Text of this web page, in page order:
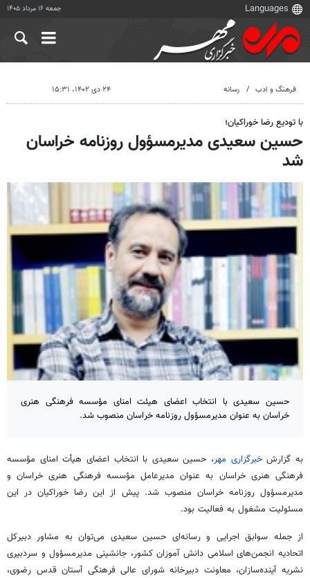
جمعه ۱۶ مرداد ۱۴۰۵
فرهنگ و ادب رسانه ۲۴ دی ۱۴۰۲، ۱۵:۳۱
با تودیع رضا خوراکیان؛
حسین سعیدی مدیرمسؤول روزنامه خراسان
شد
حسین سعیدی با انتخاب اعضای هیئت امنای مؤسسه فرهنگی هنری
خراسان به عنوان مدیرمسؤول روزنامه خراسان منصوب شد.
به گزارشخبرگزاری مهر، حسین سعیدی با انتخاب اعضای هیأت امنای مؤسسه
فرهنگی هنری خراسان به عنوان مدیرعامل مؤسسه فرهنگی هنری خراسان و
مدیرمسؤول روزنامه خراسان منصوب شد. پیش از این رضا خوراکیان در این
مسئولیت مشغول به فعالیت بود.
از جمله سوابق اجرایی و رسانه‌ای حسین سعیدی می‌توان به مشاور دبیرکل
اتحادیه انجمن‌های اسلامی دانش آموزان کشور، جانشینی مدیرمسؤول و سردبیری
نشریه آینده‌سازان، معاونت دبیرخانه شورای عالی فرهنگی آستان قدس رضوی،